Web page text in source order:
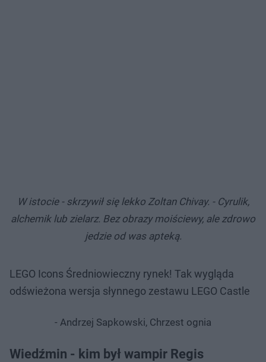
W istocie - skrzywił się lekko Zoltan Chivay. - Cyrulik,
alchemik lub zielarz. Bez obrazy moiściewy, ale zdrowo
jedzie od was apteką.
LEGO Icons Średniowieczny rynek! Tak wygląda
odświeżona wersja słynnego zestawu LEGO Castle
- Andrzej Sapkowski, Chrzest ognia
Wiedźmin - kim był wampir Regis